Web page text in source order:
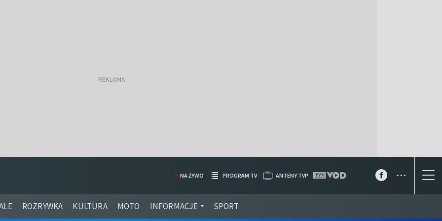
ROZRYWKA KULTURA MOTO INFORMACJE SPORT
NA ŻYWO PROGRAM TV ANTENY TVP ...